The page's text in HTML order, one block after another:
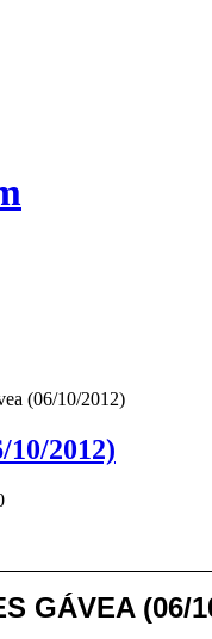
(06/10/2012)
10/2012)
GÁVEA (06/